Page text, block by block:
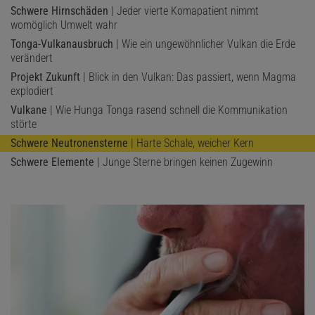
Schwefeldioxid-Emissionen des Hayli Gubbi | In dieser
Falschfarbendarstellung, erzeugt von den Sentinel-
Erdbeobachtungssatelliten der ESA, sieht man deutlich, wie sich das vom
Vulkan ausgestoßene Schwefeldioxid durch die Atmosphäre bewegt.
Zusammen mit der Asche des Ausbruchs kann die Eruptionswolke noch in
Tausenden Kilometern Entfernung sichtbar bleiben.
Schwere Hirnschäden | Jeder vierte Komapatient nimmt
womöglich Umwelt wahr
Tonga-Vulkanausbruch | Wie ein ungewöhnlicher Vulkan die Erde
verändert
Projekt Zukunft | Blick in den Vulkan: Das passiert, wenn Magma
explodiert
Vulkane | Wie Hunga Tonga rasend schnell die Kommunikation
störte
Schwere Neutronensterne | Harte Schale, weicher Kern
Schwere Elemente | Junge Sterne bringen keinen Zugewinn